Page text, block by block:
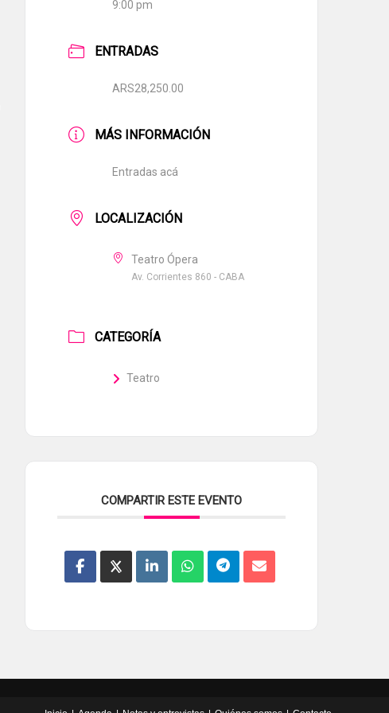
9:00 pm
ENTRADAS
ARS28,250.00
MÁS INFORMACIÓN
Entradas acá
LOCALIZACIÓN
Teatro Ópera
Av. Corrientes 860 - CABA
CATEGORÍA
Teatro
COMPARTIR ESTE EVENTO